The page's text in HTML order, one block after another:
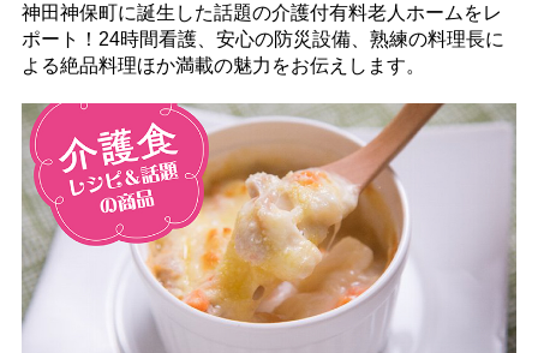
神田神保町に誕生した話題の介護付有料老人ホームをレ
ポート！24時間看護、安心の防災設備、熟練の料理長に
よる絶品料理ほか満載の魅力をお伝えします。